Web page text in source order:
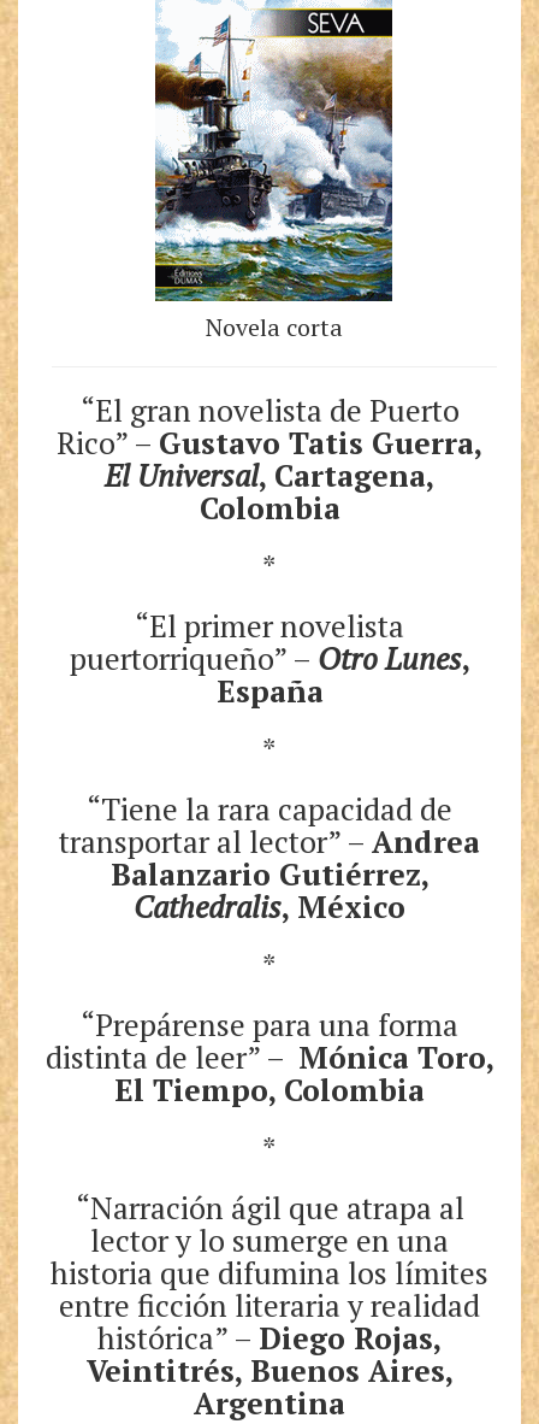
Novela corta
“El gran novelista de Puerto
Rico” – Gustavo Tatis Guerra,
El Universal, Cartagena,
Colombia
*
“El primer novelista
puertorriqueño” – Otro Lunes,
España
*
“Tiene la rara capacidad de
transportar al lector” – Andrea
Balanzario Gutiérrez,
Cathedralis, México
*
“Prepárense para una forma
distinta de leer” – Mónica Toro,
El Tiempo, Colombia
*
“Narración ágil que atrapa al
lector y lo sumerge en una
historia que difumina los límites
entre ficción literaria y realidad
histórica” – Diego Rojas,
Veintitrés, Buenos Aires,
Argentina